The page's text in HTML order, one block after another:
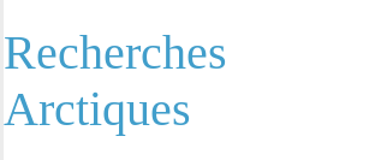
Recherches
Arctiques